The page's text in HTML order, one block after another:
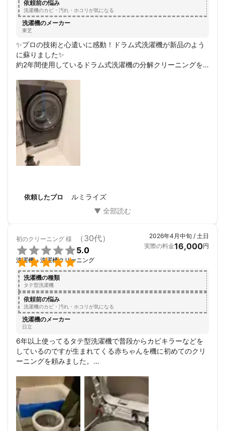
依頼前の悩み
洗濯機のカビ・汚れ・ホコリが気になる
洗濯機のメーカー
東芝
✨プロの技術と心遣いに感動！ドラム式洗濯機が新品のよう
に蘇りました✨
約2年間使用しているドラム式洗濯機の分解クリーニングを
二人でご訪問いただき、作業前から丁寧にご説明くださり、
部品の構造や汚れの原因なども逐一教えていただけたこと
で、安心してお任せすることができました。
日頃からこまめにホコリを取っているつもりでしたが、内部
には想像以上のホコリの塊が…！それらを徹底的に除去して
いただき、洗濯機の中が見違えるほど清潔に。さらに、洗剤
や柔軟剤の適量についてもアドバイスをいただき、早速量を
調整して洗濯してみました。
クリーニングしていただいたことで、乾燥時間も明らかに短
嬉しいポイント。
あった床の汚れも落としてくださる、という心配りに感激で
作業はスピーディーかつ丁寧で、終始安心感がありました。
技術力だけでなく、接客の質も素晴らしく、また次回もぜひ
お願いしたいと思えるサービスでした。
洗濯機のメンテナンスを検討されている方には、心からおす
すめしたいです！
また、エアコンのクリーニングもされているとのことなの
で、時期を見てお願いしようと思います！
ありがとうございました！
依頼したプロ ルミライズ
初のクリーニング 様 （30代）


5.0
洗濯機・洗濯槽クリーニング
2026年4月中旬 / 土日
実際の料金16,000円
洗濯機の種類
タテ型洗濯機
依頼前の悩み
洗濯機のカビ・汚れ・ホコリが気になる
洗濯機のメーカー
日立
6年以上使ってるタテ型洗濯機で普段からカビキラーなどを
しているのですが生まれてくる赤ちゃんを機に初めてのクリ
ーニングを頼みました。
ちでは手の届かないところに結構カビがあったので新品のよ
うに綺麗にしていただきました。
3時間の予定でしたが２人での作業だったので2時間でピカピ
カに仕上げてもらいました。
明日赤ちゃん用品の幸せな洗濯をするのが楽しみです。